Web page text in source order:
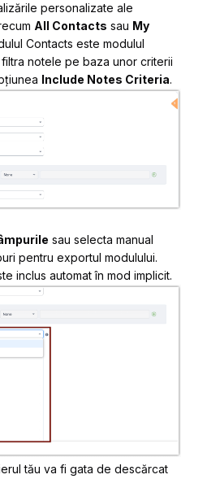
personalizate ale
All Contacts sau My
Contacts este modulul
notele pe baza unor criterii
Include Notes Criteria.
sau selecta manual
pentru exportul modulului.
inclus automat în mod implicit.
tău va fi gata de descărcat